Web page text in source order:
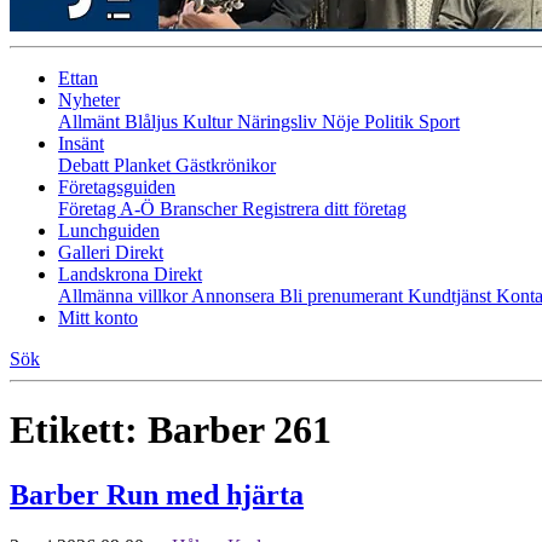
Ettan
Nyheter
Allmänt Blåljus KulturNäringsliv Nöje Politik Sport
Insänt
Debatt Planket Gästkrönikor
Företagsguiden
Företag A-Ö BranscherRegistrera ditt företag
Lunchguiden
Galleri Direkt
Landskrona Direkt
Allmänna villkorAnnonsera Bli prenumerant Kundtjänst
Mitt konto
Sök
Etikett: Barber 261
Barber Run med hjärta